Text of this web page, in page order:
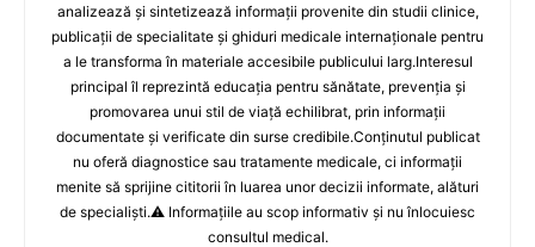
analizează și sintetizează informații provenite din studii clinice,
publicații de specialitate și ghiduri medicale internaționale pentru
a le transforma în materiale accesibile publicului larg.Interesul
principal îl reprezintă educația pentru sănătate, prevenția și
promovarea unui stil de viață echilibrat, prin informații
documentate și verificate din surse credibile.Conținutul publicat
nu oferă diagnostice sau tratamente medicale, ci informații
menite să sprijine cititorii în luarea unor decizii informate, alături
de specialiști.⚠️ Informațiile au scop informativ și nu înlocuiesc
consultul medical.